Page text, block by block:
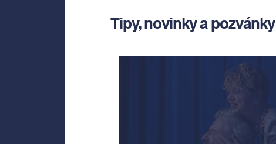
Tipy, novinky a pozvánky